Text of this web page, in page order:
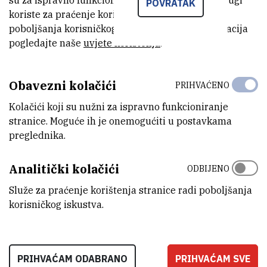
temelje za buduća istraživanja u potrazi za procesima koji bi bili
ekološki prihvatljiviji i omogućili kvalitetnije recikliranje i upotrebu
glicerola.
PRIOPCENJE-Istrazivanje-
uglednom-časopisu-JACS.pdf
POVRATAK
koriste za praćenje korištenja stranice radi
poboljšanja korisničkog iskustva. Za više informacija
pogledajte naše uvjete korištenja.
Obavezni kolačići
Kolačići koji su nužni za ispravno funkcioniranje
stranice. Moguće ih je onemogućiti u postavkama
preglednika.
PRIHVAĆENO
Analitički kolačići
Služe za praćenje korištenja stranice radi poboljšanja
korisničkog iskustva.
ODBIJENO
PRIHVAĆAM ODABRANO PRIHVAĆAM SVE